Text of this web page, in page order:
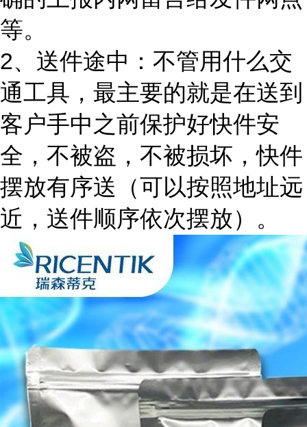
等。
2、送件途中：不管用什么交
通工具，最主要的就是在送到
客户手中之前保护好快件安
全，不被盗，不被损坏，快件
摆放有序送（可以按照地址远
近，送件顺序依次摆放）。